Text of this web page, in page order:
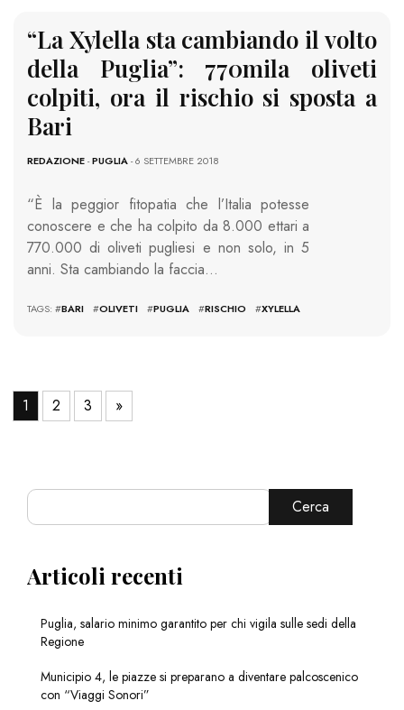
“La Xylella sta cambiando il volto
della Puglia”: 770mila oliveti
colpiti, ora il rischio si sposta a
Bari
REDAZIONE-PUGLIA- 6 SETTEMBRE 2018
“È la peggior fitopatia che l’Italia potesse
conoscere e che ha colpito da 8.000 ettari a
770.000 di oliveti pugliesi e non solo, in 5
anni. Sta cambiando la faccia…
TAGS: #BARI #OLIVETI #PUGLIA #RISCHIO #XYLELLA
1 2 3 »
Cerca
Articoli recenti
Puglia, salario minimo garantito per chi vigila sulle sedi della
Regione
Municipio 4, le piazze si preparano a diventare palcoscenico
con “Viaggi Sonori”